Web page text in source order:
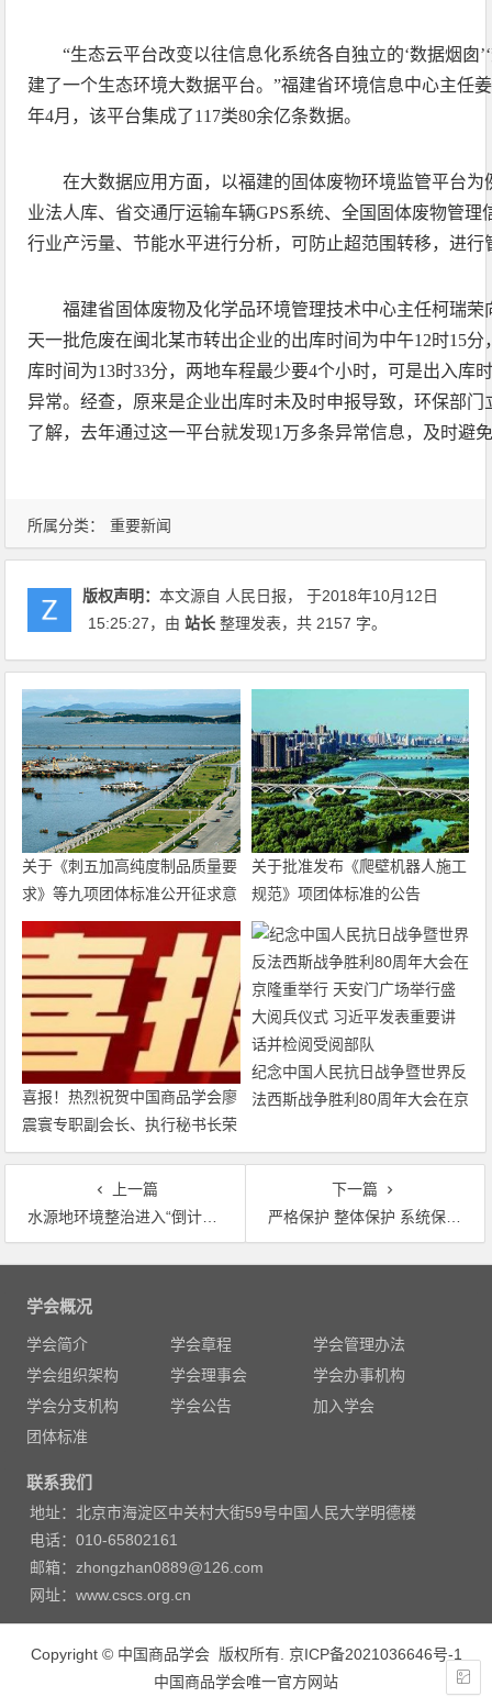
所属分类： 重要新闻
“生态云平台改变以往信息化系统各自独立的‘数据烟囱
建了一个生态环境大数据平台。”福建省环境信息中心主任
年4月，该平台集成了117类80余亿条数据。
在大数据应用方面，以福建的固体废物环境监管平台
业法人库、省交通厅运输车辆GPS系统、全国固体废物管
行业产污量、节能水平进行分析，可防止超范围转移，进行
福建省固体废物及化学品环境管理技术中心主任柯瑞
天一批危废在闽北某市转出企业的出库时间为中午12时15
库时间为13时33分，两地车程最少要4个小时，可是出入库
异常。经查，原来是企业出库时未及时申报导致，环保部
了解，去年通过这一平台就发现1万多条异常信息，及时避
版权声明：本文源自 人民日报， 于2018年10月12日
15:25:27，由站长 整理发表，共 2157 字。
关于《刺五加高纯度制品质量要
求》等九项团体标准公开征求意
见的通知
关于批准发布《爬壁机器人施工
规范》项团体标准的公告
喜报！热烈祝贺中国商品学会廖
震寰专职副会长、执行秘书长荣
获农工党中央表彰
纪念中国人民抗日战争暨世界反
法西斯战争胜利80周年大会在京
阅兵仪式 习近平发表重要讲话
并检阅受阅部队
上一篇
水源地环境整治进入“倒计时” 李干杰致信相关省级政府主要负责人，请其高度关注并督促解决突出问题
下一篇
严格保护 整体保护 系统保护 国家公园，留下珍贵的自然遗产
文
学会概况
学会简介 学会章程
学会管理办法
学会组织架构
学会理事会
学会办事机构
学会分支机构
学会公告
加入学会
团体标准
联系我们
地址：北京市海淀区中关村大街59号中国人民大学明德楼
电话：010-65802161
邮箱：zhongzhan0889@126.com
网址：www.cscs.org.cn
Copyright © 中国商品学会 版权所有. 京ICP备2021036646号-1
中国商品学会唯一官方网站